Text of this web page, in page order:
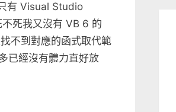
有 Visual Studio
死我又沒有 VB 6 的
不到對應的函式取代範
已經沒有體力直好放